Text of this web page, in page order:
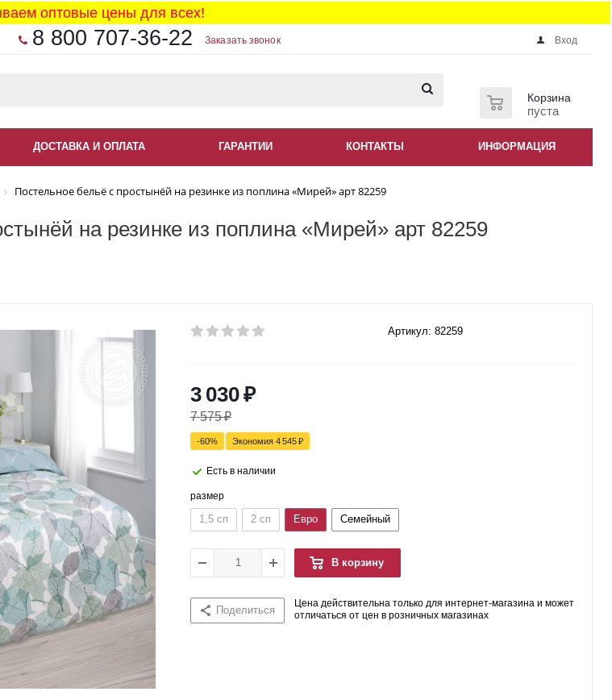
оптовые цены для всех!
8 800 707-36-22 Заказать звонок Вход
Корзина
пуста
ДОСТАВКА И ОПЛАТА ГАРАНТИИ КОНТАКТЫ ИНФОРМАЦИЯ
Постельное бельё с простынёй на резинке из поплина «Мирей» арт 82259
на резинке из поплина «Мирей» арт 82259
Артикул: 82259
3 030₽
7 575₽
-60% Экономия 4 545₽
Есть в наличии
размер
1,5 сп 2 сп Евро Семейный
В корзину
Поделиться
Цена действительна только для интернет-магазина и может
отличаться от цен в розничных магазинах